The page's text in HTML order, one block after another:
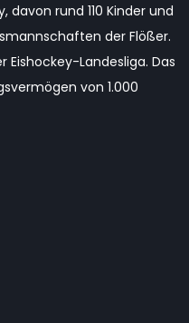
davon rund 110 Kinder und
der Flößer.
Eishockey-Landesliga. Das
von 1.000